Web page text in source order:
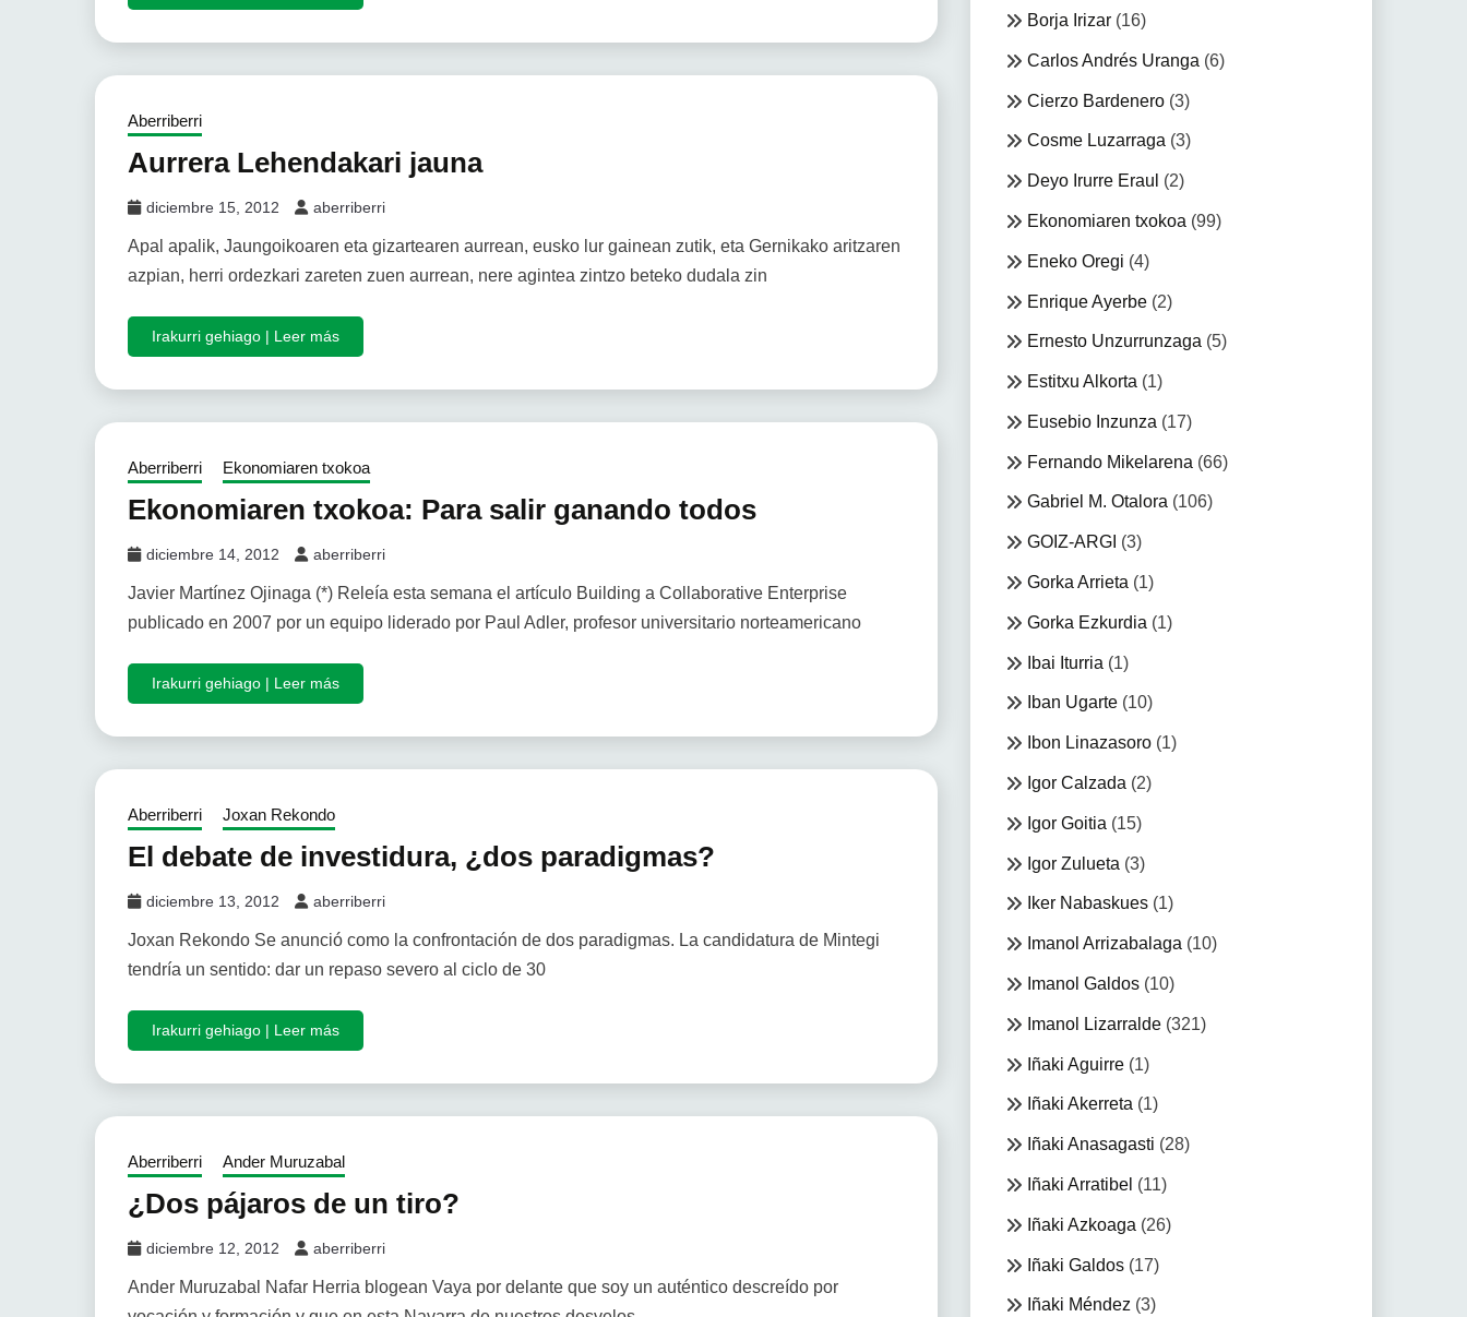
Aberriberri
Aurrera Lehendakari jauna
diciembre 15, 2012 aberriberri
Apal apalik, Jaungoikoaren eta gizartearen aurrean, eusko lur gainean zutik, eta Gernikako aritzaren
azpian, herri ordezkari zareten zuen aurrean, nere agintea zintzo beteko dudala zin
Irakurri gehiago | Leer más
Aberriberri Ekonomiaren txokoa
Ekonomiaren txokoa: Para salir ganando todos
diciembre 14, 2012 aberriberri
Javier Martínez Ojinaga (*) Releía esta semana el artículo Building a Collaborative Enterprise
publicado en 2007 por un equipo liderado por Paul Adler, profesor universitario norteamericano
Irakurri gehiago | Leer más
Aberriberri Joxan Rekondo
El debate de investidura, ¿dos paradigmas?
diciembre 13, 2012 aberriberri
Joxan Rekondo Se anunció como la confrontación de dos paradigmas. La candidatura de Mintegi
tendría un sentido: dar un repaso severo al ciclo de 30
Irakurri gehiago | Leer más
Aberriberri Ander Muruzabal
¿Dos pájaros de un tiro?
diciembre 12, 2012 aberriberri
Ander Muruzabal Nafar Herria blogean Vaya por delante que soy un auténtico descreído por
Borja Irizar(16)
Carlos Andrés Uranga (6)
Cierzo Bardenero(3)
Cosme Luzarraga (3)
Deyo Irurre Eraul (2)
Ekonomiaren txokoa (99)
Eneko Oregi (4)
Enrique Ayerbe(2)
Ernesto Unzurrunzaga (5)
Estitxu Alkorta (1)
Eusebio Inzunza (17)
Fernando Mikelarena (66)
Gabriel M. Otalora(106)
GOIZ-ARGI (3)
Gorka Arrieta (1)
Gorka Ezkurdia (1)
Ibai Iturria (1)
Iban Ugarte(10)
Ibon Linazasoro(1)
Igor Calzada (2)
Igor Goitia (15)
Igor Zulueta (3)
Iker Nabaskues(1)
Imanol Arrizabalaga (10)
Imanol Galdos(10)
Imanol Lizarralde(321)
Iñaki Aguirre(1)
Iñaki Akerreta(1)
Iñaki Anasagasti (28)
Iñaki Arratibel (11)
Iñaki Azkoaga (26)
Iñaki Galdos(17)
Iñaki Méndez(3)